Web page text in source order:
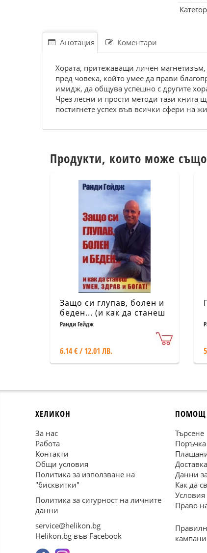
Анотация Коментари
Хората, притежаващи личен
пред човека, който умее да прави
имидж, да общува успешно с другите
Чрез лесни и прости методи тази книга
постигнете успех във всички сфери на
Продукти, които може също
Защо си глупав, болен и
беден... (и как да станеш
умен, здрав и богат!)
Ранди Гейдж
6.14 € / 12.01 ЛВ.
ХЕЛИКОН
За нас
Работа
Контакти
Общи условия
Политика за използване на
"бисквитки"
Политика за сигурност на личните
данни
service@helikon.bg
Helikon.bg във Facebook
ПОМОЩ
Търсене
Поръчка
Доставка
Данни
Как да
Условия
Право